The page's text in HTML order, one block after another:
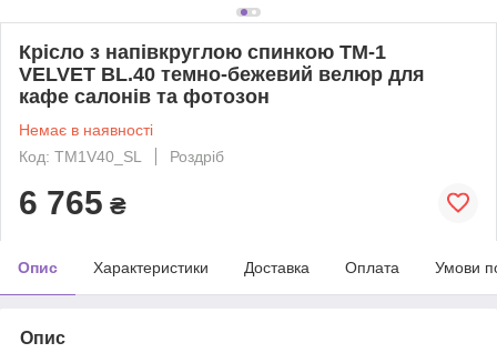
Крісло з напівкруглою спинкою TM-1
VELVET BL.40 темно-бежевий велюр для
кафе салонів та фотозон
Немає в наявності
Код: TM1V40_SL
Роздріб
6 765 ₴
Опис Характеристики Доставка Оплата Умови
Опис